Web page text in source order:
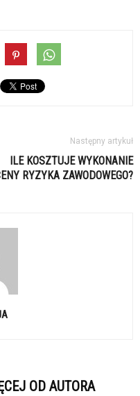
Następny artykuł
ILE KOSZTUJE WYKONANIE
RYZYKA ZAWODOWEGO?
OD AUTORA